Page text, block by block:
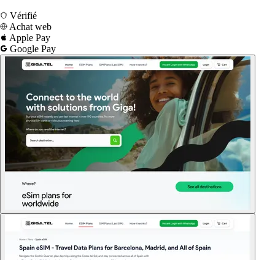
Vérifié
Achat web
Apple Pay
Google Pay